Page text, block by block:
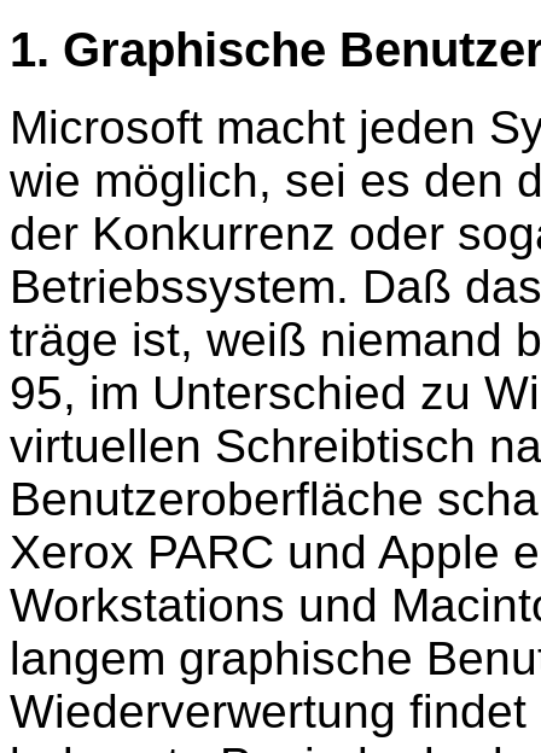
1. Graphische
Microsoft macht jeden
wie möglich, sei es den
der Konkurrenz oder
Betriebssystem. Daß
träge ist, weiß niemand
95, im Unterschied zu
virtuellen Schreibtisch
Benutzeroberfläche
Xerox PARC und Apple
Workstations und
langem graphische
Wiederverwertung